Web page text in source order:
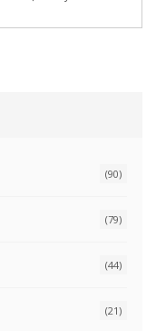
(90)
(79)
(44)
(21)